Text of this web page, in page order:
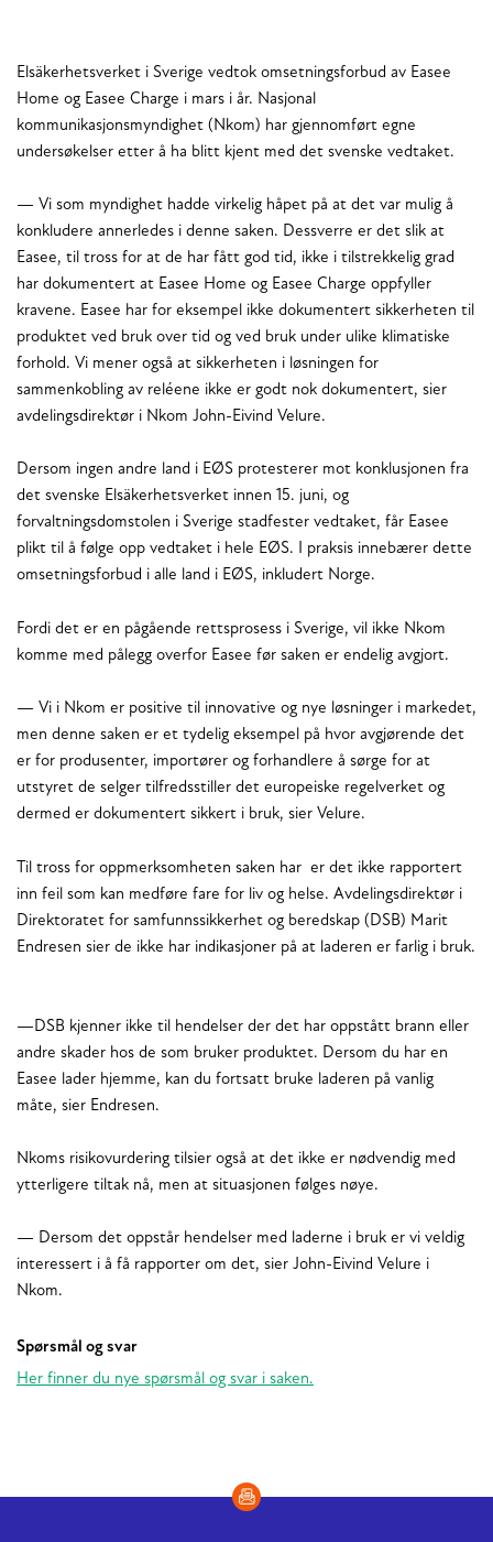
Elsäkerhetsverket i Sverige vedtok omsetningsforbud av Easee
Home og Easee Charge i mars i år. Nasjonal
kommunikasjonsmyndighet (Nkom) har gjennomført egne
undersøkelser etter å ha blitt kjent med det svenske vedtaket.
— Vi som myndighet hadde virkelig håpet på at det var mulig å
konkludere annerledes i denne saken. Dessverre er det slik at
Easee, til tross for at de har fått god tid, ikke i tilstrekkelig grad
har dokumentert at Easee Home og Easee Charge oppfyller
kravene. Easee har for eksempel ikke dokumentert sikkerheten til
produktet ved bruk over tid og ved bruk under ulike klimatiske
forhold. Vi mener også at sikkerheten i løsningen for
sammenkobling av reléene ikke er godt nok dokumentert, sier
avdelingsdirektør i Nkom John-Eivind Velure.
Dersom ingen andre land i EØS protesterer mot konklusjonen fra
det svenske Elsäkerhetsverket innen 15. juni, og
forvaltningsdomstolen i Sverige stadfester vedtaket, får Easee
plikt til å følge opp vedtaket i hele EØS. I praksis innebærer dette
omsetningsforbud i alle land i EØS, inkludert Norge.
Fordi det er en pågående rettsprosess i Sverige, vil ikke Nkom
komme med pålegg overfor Easee før saken er endelig avgjort.
— Vi i Nkom er positive til innovative og nye løsninger i markedet,
men denne saken er et tydelig eksempel på hvor avgjørende det
er for produsenter, importører og forhandlere å sørge for at
utstyret de selger tilfredsstiller det europeiske regelverket og
dermed er dokumentert sikkert i bruk, sier Velure.
Til tross for oppmerksomheten saken har er det ikke rapportert
inn feil som kan medføre fare for liv og helse. Avdelingsdirektør i
Direktoratet for samfunnssikkerhet og beredskap (DSB) Marit
Endresen sier de ikke har indikasjoner på at laderen er farlig i bruk.
—DSB kjenner ikke til hendelser der det har oppstått brann eller
andre skader hos de som bruker produktet. Dersom du har en
Easee lader hjemme, kan du fortsatt bruke laderen på vanlig
måte, sier Endresen.
Nkoms risikovurdering tilsier også at det ikke er nødvendig med
ytterligere tiltak nå, men at situasjonen følges nøye.
— Dersom det oppstår hendelser med laderne i bruk er vi veldig
interessert i å få rapporter om det, sier John-Eivind Velure i
Nkom.
Spørsmål og svar
Her finner du nye spørsmål og svar i saken.